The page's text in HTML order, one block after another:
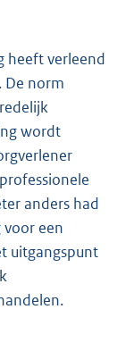
heeft verleend
De norm
wordt
anders had
een
uitgangspunt